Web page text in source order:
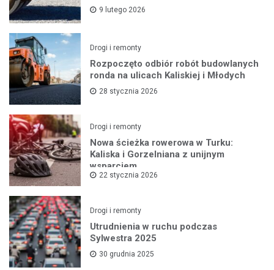
9 lutego 2026
Drogi i remonty
Rozpoczęto odbiór robót budowlanych
ronda na ulicach Kaliskiej i Młodych
28 stycznia 2026
Drogi i remonty
Nowa ścieżka rowerowa w Turku:
Kaliska i Gorzelniana z unijnym
wsparciem
22 stycznia 2026
Drogi i remonty
Utrudnienia w ruchu podczas
Sylwestra 2025
30 grudnia 2025